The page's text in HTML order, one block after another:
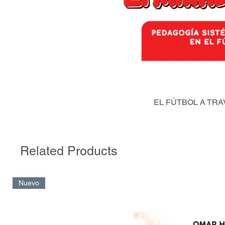
EL FÚTBOL A
Related Products
Nuevo